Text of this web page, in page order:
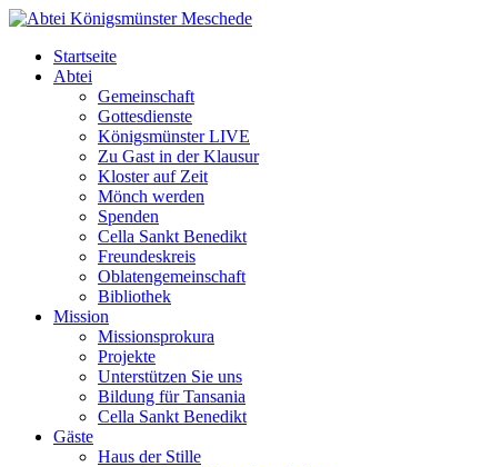
Startseite
Abtei
Gemeinschaft
Gottesdienste
Königsmünster LIVE
Zu Gast in der Klausur
Kloster auf Zeit
Mönch werden
Spenden
Cella Sankt Benedikt
Freundeskreis
Oblatengemeinschaft
Bibliothek
Mission
Missionsprokura
Projekte
Unterstützen Sie uns
Bildung für Tansania
Cella Sankt Benedikt
Gäste
Haus der Stille